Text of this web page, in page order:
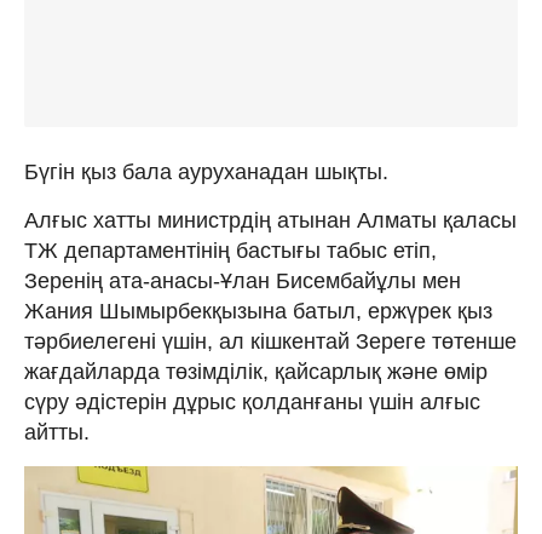
Бүгін қыз бала ауруханадан шықты.
Алғыс хатты министрдің атынан Алматы қаласы
ТЖ департаментінің бастығы табыс етіп,
Зеренің ата-анасы-Ұлан Бисембайұлы мен
Жания Шымырбекқызына батыл, ержүрек қыз
тәрбиелегені үшін, ал кішкентай Зереге төтенше
жағдайларда төзімділік, қайсарлық және өмір
сүру әдістерін дұрыс қолданғаны үшін алғыс
айтты.